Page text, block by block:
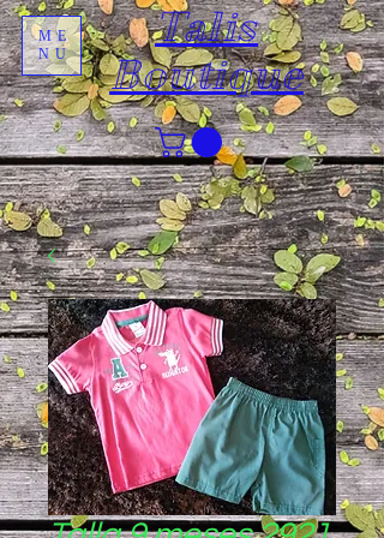
Talis
Boutique
ME
NU